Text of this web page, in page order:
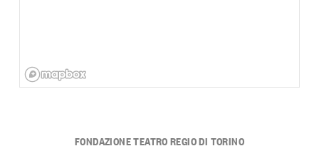
FONDAZIONE TEATRO REGIO DI TORINO